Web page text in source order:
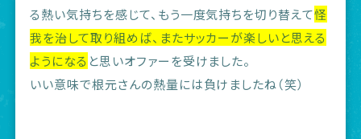
る熱い気持ちを感じて、もう一度気持ちを切り替えて怪
我を治して取り組めば、またサッカーが楽しいと思える
ようになる と思いオファーを受けました。
いい意味で根元さんの熱量には負けましたね（笑）